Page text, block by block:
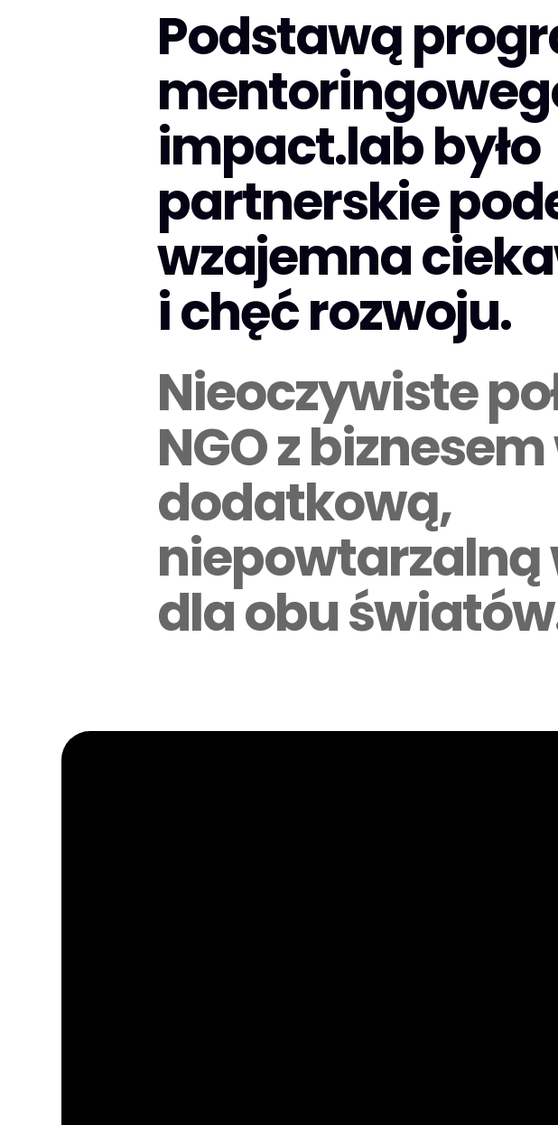
Podstawą
impact.lab było
partnerskie
wzajemna
i chęć rozwoju.
Nieoczywiste
NGO z
dodatkową,
niepowtarzalną
dla obu